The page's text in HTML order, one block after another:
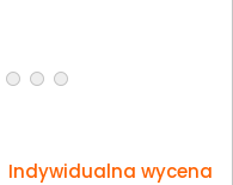
Indywidualna wycena